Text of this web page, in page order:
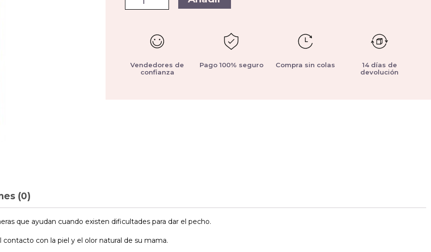
Vendedores de
confianza
Pago 100% seguro Compra sin colas
14 días de
devolución
(0)
que ayudan cuando existen dificultades para dar el pecho.
con la piel y el olor natural de su mama.